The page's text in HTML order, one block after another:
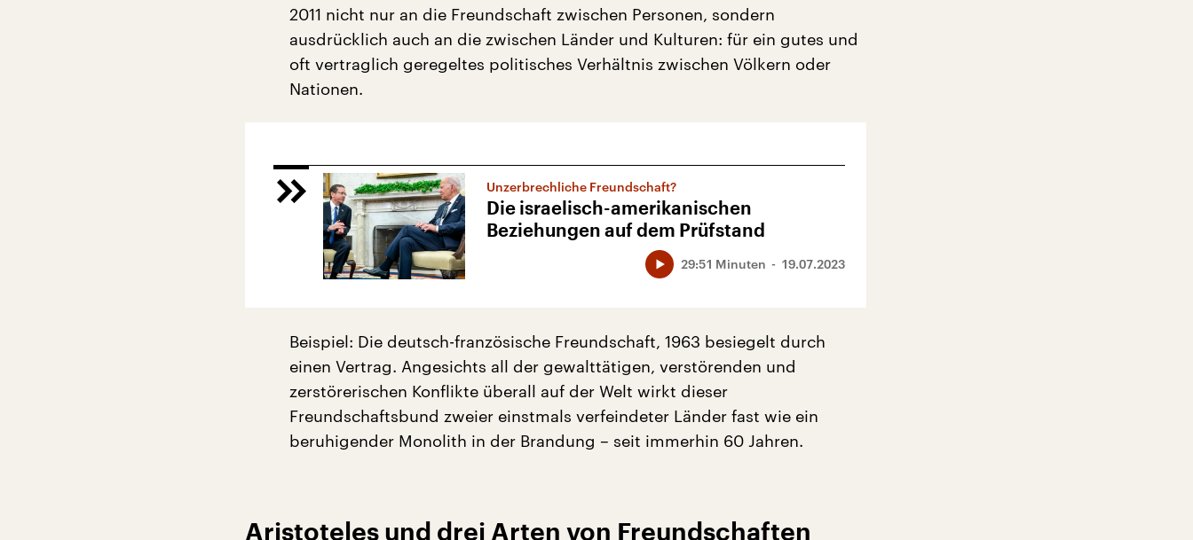
2011 nicht nur an die Freundschaft zwischen Personen, sondern
ausdrücklich auch an die zwischen Länder und Kulturen: für ein gutes und
oft vertraglich geregeltes politisches Verhältnis zwischen Völkern oder
Nationen.
Unzerbrechliche Freundschaft?
Die israelisch-amerikanischen
Beziehungen auf dem Prüfstand
19.07.2023
29:51 Minuten
Beispiel: Die deutsch-französische Freundschaft, 1963 besiegelt durch
einen Vertrag. Angesichts all der gewalttätigen, verstörenden und
zerstörerischen Konflikte überall auf der Welt wirkt dieser
Freundschaftsbund zweier einstmals verfeindeter Länder fast wie ein
beruhigender Monolith in der Brandung – seit immerhin 60 Jahren.
Aristoteles und drei Arten von Freundschaften